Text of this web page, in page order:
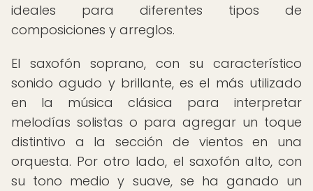
ideales para diferentes tipos de
composiciones y arreglos.
El saxofón soprano, con su característico
sonido agudo y brillante, es el más utilizado
en la música clásica para interpretar
melodías solistas o para agregar un toque
distintivo a la sección de vientos en una
orquesta. Por otro lado, el saxofón alto, con
su tono medio y suave, se ha ganado un